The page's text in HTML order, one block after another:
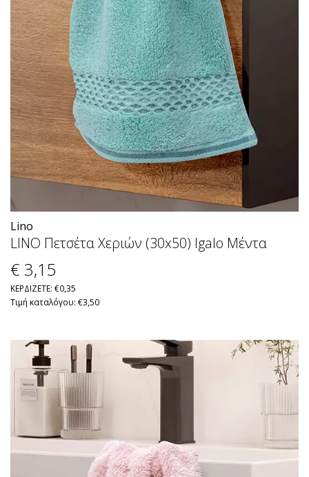
Lino
LINO Πετσέτα Χεριών (30x50) Igalo Μέντα
€ 3,15
ΚΕΡΔΙΖΕΤΕ: €0,35
Τιμή καταλόγου: €3,50